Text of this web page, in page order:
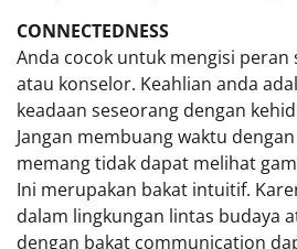
CONNECTEDNESS
Anda cocok untuk mengisi peran
atau konselor. Keahlian anda
keadaan seseorang dengan
Jangan membuang waktu
memang tidak dapat melihat
Ini merupakan bakat intuitif.
dalam lingkungan lintas budaya
dengan bakat communication